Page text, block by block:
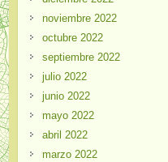
noviembre 2022
octubre 2022
septiembre 2022
julio 2022
junio 2022
mayo 2022
abril 2022
marzo 2022